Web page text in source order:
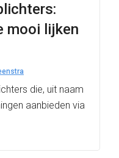
mooi lijken
die, uit naam
aanbieden via